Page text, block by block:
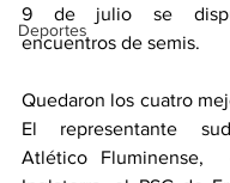
Deportes
9 de julio se
encuentros de semis.
Quedaron los cuatro
El representante
Atlético Fluminense,